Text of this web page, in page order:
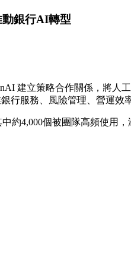
銀行AI轉型
建立策略合作關係，將
行服務、風險管理、營運效
約4,000個被團隊高頻使用